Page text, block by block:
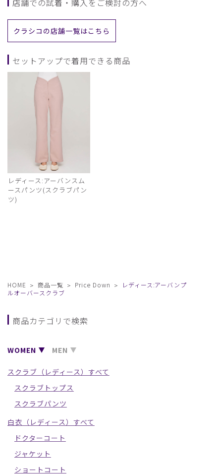
店舗での試着・購入をご検討の方へ
クラシコの店舗一覧はこちら
セットアップで着用できる商品
レディース:アーバンスム
ースパンツ(スクラブパン
ツ)
HOME 商品一覧 Price Down
レディース:アーバンプ
ルオーバースクラブ
商品カテゴリで検索
WOMEN MEN
スクラブ（レディース）すべて
スクラブトップス
スクラブパンツ
白衣（レディース）すべて
ドクターコート
ジャケット
ショートコート